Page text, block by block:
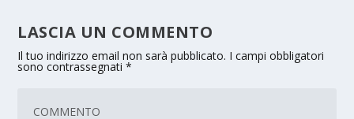
LASCIA UN COMMENTO
Il tuo indirizzo email non sarà pubblicato. I campi obbligatori
sono contrassegnati*